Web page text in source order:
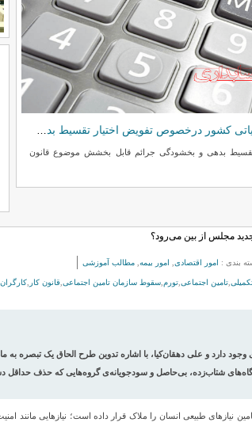
و
بخشنامه سازمان امور مالیاتی کشور درخصوص تفویض اختیار تقسیط بدهی و بخشودگی جرائم قابل بخشش موضوع قانون مالیات‌های مستقیم و قانون مالیات بر ارزش افزود
تقسیط بدهی و بخشودگی جرائم قابل بخشش موضوع قانون
مالیات بر درآمد حقوق پیرو بخشنامه شماره ۲۰۰/۱۴۰۲/۱۷ مورخ
۱۴۰۲/۹/۱۵ شد
مجلس از بین می‌رود؟
بندی : امور اقتصادی امور بیمه مطالب آموزشی
تامین اجتماعی تورم سقوط سازمان تامین اجتماعی قانون کار کارگران
شتاب‌زده، بی‌حاصل و سودجویانه‌ی گروه‌هایی که حذف حداقل
نیازهای طبیعی انسان را ملاک قرار داده است؛ نیازهایی مانند